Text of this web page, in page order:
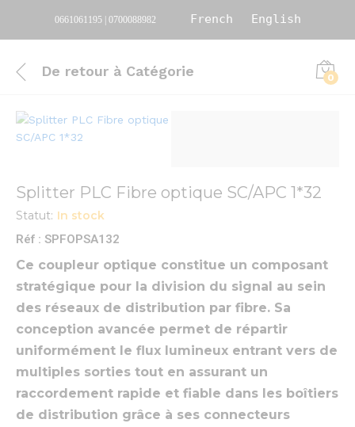
0661061195 | 0700088982 French English
De retour à Catégorie 0
Splitter PLC Fibre optique SC/APC 1*32
Statut: In stock
Réf : SPFOPSA132
Ce coupleur optique constitue un composant
stratégique pour la division du signal au sein
des réseaux de distribution par fibre. Sa
conception avancée permet de répartir
uniformément le flux lumineux entrant vers de
multiples sorties tout en assurant un
raccordement rapide et fiable dans les boîtiers
de distribution grâce à ses connecteurs